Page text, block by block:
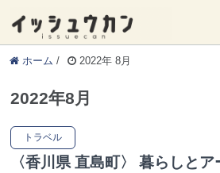
ホーム / 2022年 8月
2022年8月
トラベル
〈香川県 直島町〉 暮らしと